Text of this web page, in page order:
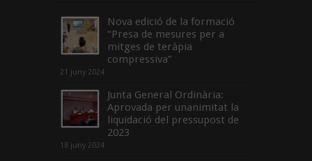
Nova edició de la formació
“Presa de mesures per a
mitges de teràpia
compressiva”
21 juny 2024
Junta General Ordinària:
Aprovada per unanimitat la
liquidació del pressupost de
2023
18 juny 2024